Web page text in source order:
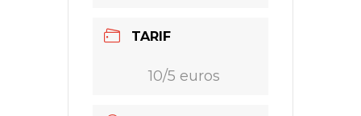
TARIF
10/5 euros